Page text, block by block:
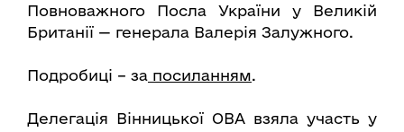
Повноважного Посла України у Великій
Британії — генерала Валерія Залужного.
Подробиці – за посиланням.
Делегація Вінницької ОВА взяла участь у